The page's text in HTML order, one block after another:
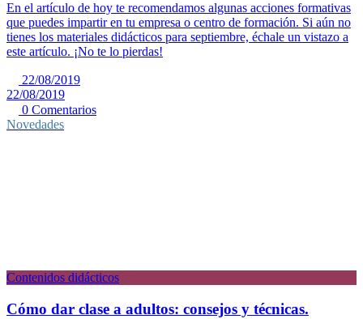
En el artículo de hoy te recomendamos algunas acciones formativas
que puedes impartir en tu empresa o centro de formación. Si aún no
tienes los materiales didácticos para septiembre, échale un vistazo a
este artículo. ¡No te lo pierdas!
22/08/2019
22/08/2019
0 Comentarios
Novedades
Contenidos didácticos
Cómo dar clase a adultos: consejos y técnicas.